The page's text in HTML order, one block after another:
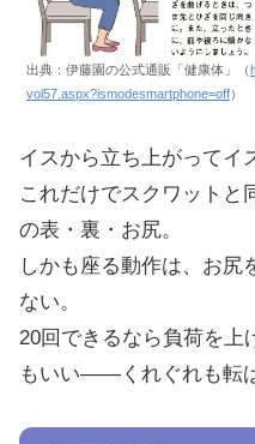
出典：伊藤園の公式通販「健康体」（
vol57.aspx?ismodesmartphone=off）
イスから立ち上がってイ
これだけでスクワットと
の表・裏・お尻。
しかも座る動作は、お尻
ない。
20回できるなら負荷を上
もいい――くれぐれも転